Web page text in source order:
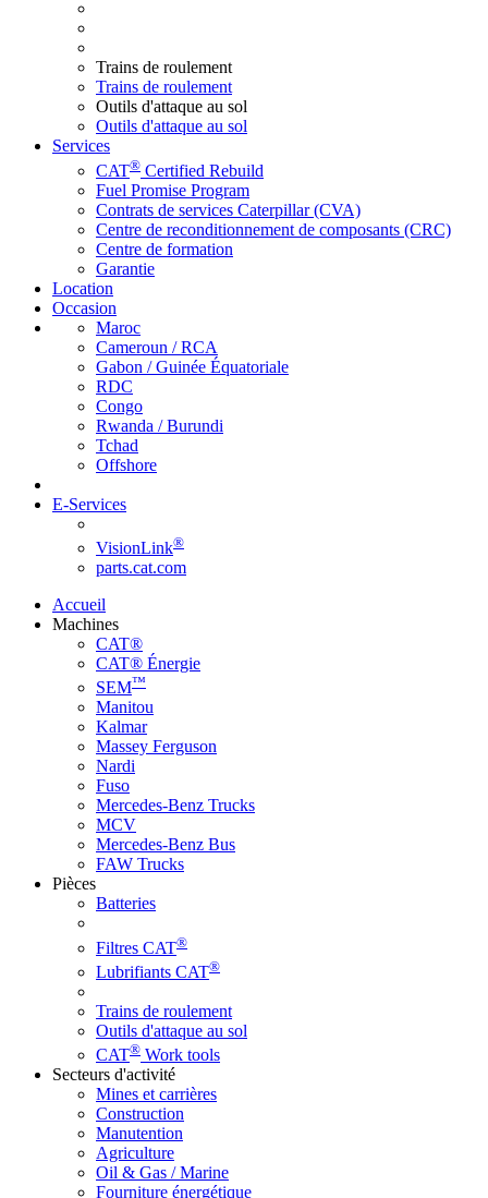
Trains de roulement
Trains de roulement
Outils d'attaque au sol
Outils d'attaque au sol
Services
CAT® Certified Rebuild
Fuel Promise Program
Contrats de services Caterpillar (CVA)
Centre de reconditionnement de composants (CRC)
Centre de formation
Garantie
Location
Occasion
Maroc
Cameroun / RCA
Gabon / Guinée Équatoriale
RDC
Congo
Rwanda / Burundi
Tchad
Offshore
E-Services
VisionLink®
parts.cat.com
Accueil
Machines
CAT®
CAT® Énergie
SEM™
Manitou
Kalmar
Massey Ferguson
Nardi
Fuso
Mercedes-Benz Trucks
MCV
Mercedes-Benz Bus
FAW Trucks
Pièces
Batteries
Filtres CAT®
Lubrifiants CAT®
Trains de roulement
Outils d'attaque au sol
CAT® Work tools
Secteurs d'activité
Mines et carrières
Construction
Manutention
Agriculture
Oil & Gas / Marine
Fourniture énergétique